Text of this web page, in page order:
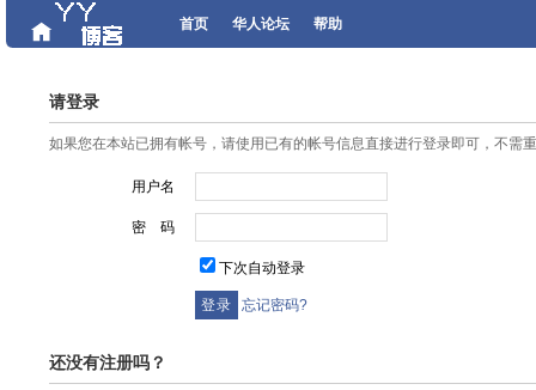
首页 华人论坛 帮助
请登录
如果您在本站已拥有帐号，请使用已有的帐号信息直接进行登录即可，不需
用户名
密 码
下次自动登录
忘记密码?
还没有注册吗？